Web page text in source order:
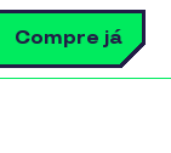
Compre já